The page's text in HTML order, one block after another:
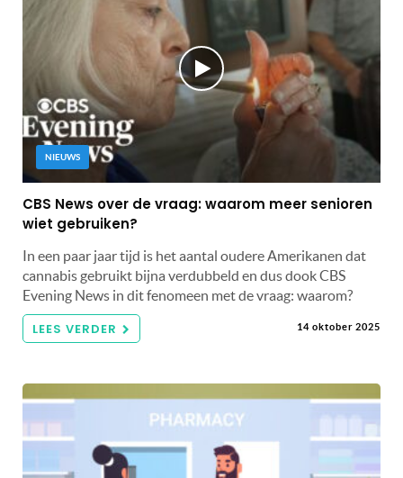
NIEUWS
CBS News over de vraag: waarom meer senioren
wiet gebruiken?
In een paar jaar tijd is het aantal oudere Amerikanen dat
cannabis gebruikt bijna verdubbeld en dus dook CBS
Evening News in dit fenomeen met de vraag: waarom?
LEES VERDER 14 oktober 2025